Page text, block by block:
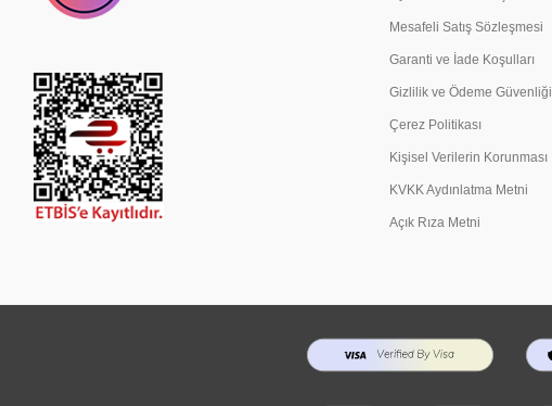
Mesafeli Satış Sözleşmesi
Garanti ve İade Koşulları
Gizlilik ve Ödeme Güvenliği
Çerez Politikası
Kişisel Verilerin Korunması
KVKK Aydınlatma Metni
Açık Rıza Metni